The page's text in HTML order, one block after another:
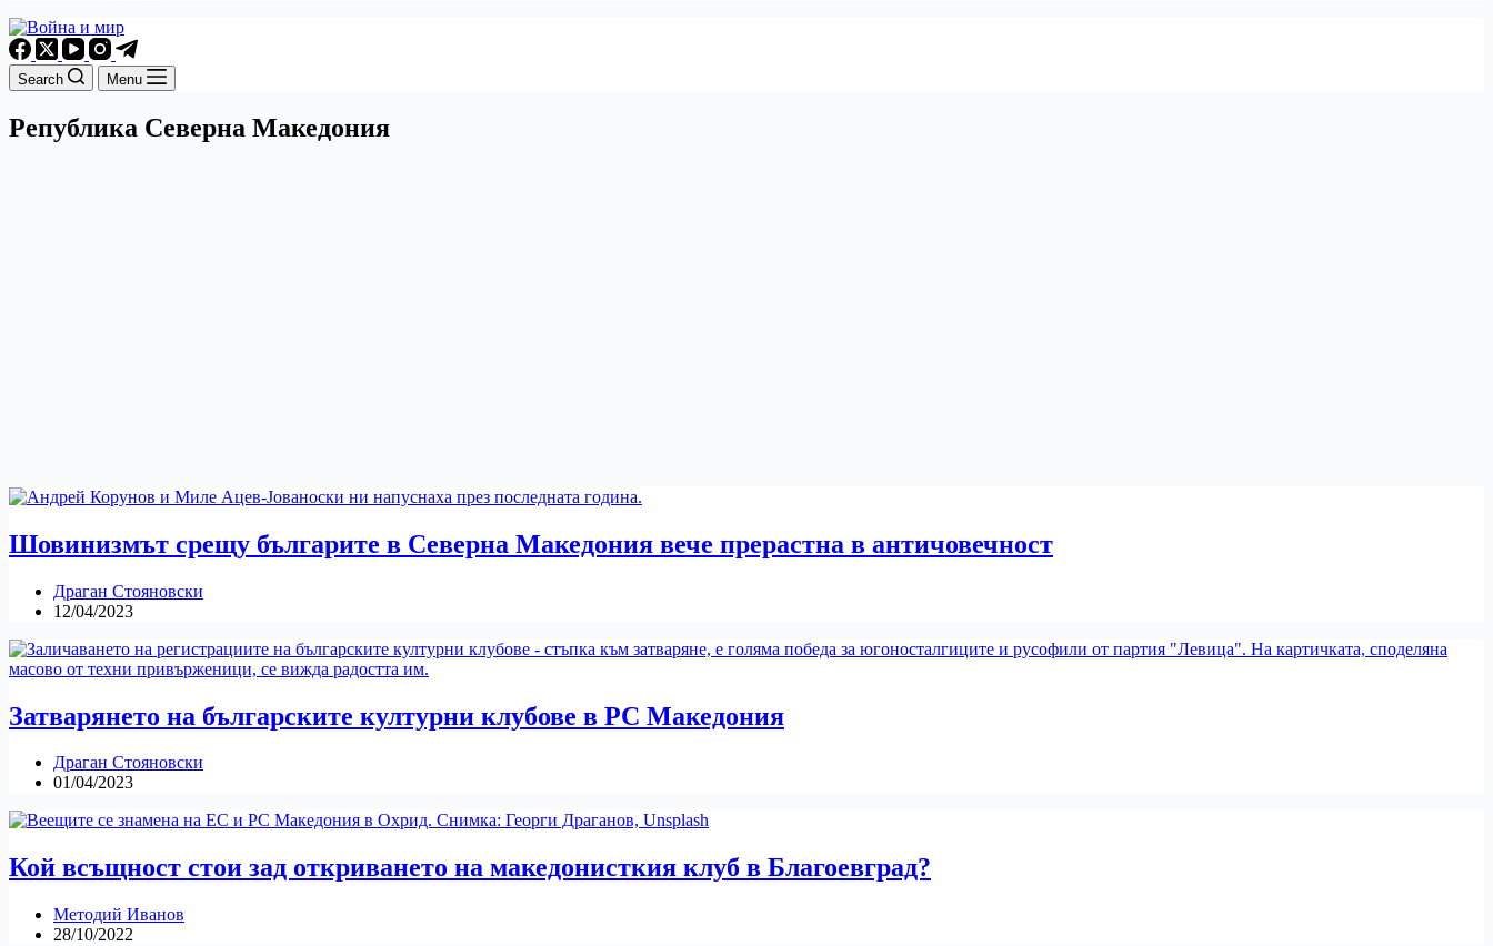
Search Menu
Република Северна Македония
Шовинизмът срещу българите в Северна Македония вече прерастна в античовечност
Драган Стояновски
12/04/2023
Затварянето на българските културни клубове в РС Македония
Драган Стояновски
01/04/2023
Кой всъщност стои зад откриването на македонисткия клуб в Благоевград?
Методий Иванов
28/10/2022